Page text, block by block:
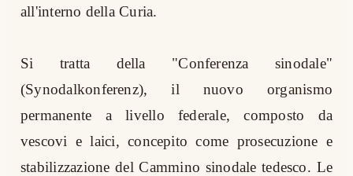
all'interno della Curia.
Si tratta della "Conferenza sinodale"
(Synodalkonferenz), il nuovo organismo
permanente a livello federale, composto da
vescovi e laici, concepito come prosecuzione e
stabilizzazione del Cammino sinodale tedesco. Le